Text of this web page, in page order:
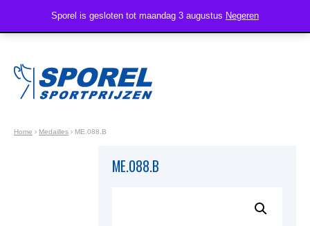
Home › Medailles › ME.088.B
ME.088.B
Sporel is gesloten tot maandag 3 augustus Negeren